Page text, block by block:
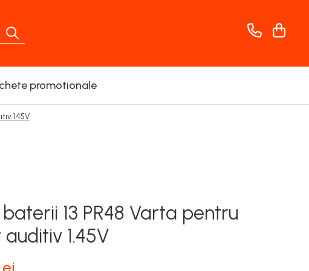
promotionale
1.45V
13 PR48 Varta pentru
1.45V